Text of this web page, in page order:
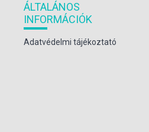
ÁLTALÁNOS
INFORMÁCIÓK
Adatvédelmi tájékoztató